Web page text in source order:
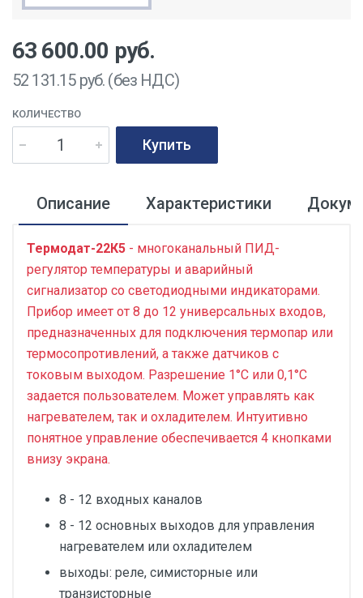
63 600.00 руб.
52 131.15 руб. (без НДС)
КОЛИЧЕСТВО
Купить
Описание Характеристики
Термодат-22К5 - многоканальный ПИД-
регулятор температуры и аварийный
сигнализатор со светодиодными индикаторами.
Прибор имеет от 8 до 12 универсальных входов,
предназначенных для подключения термопар или
термосопротивлений, а также датчиков с
токовым выходом. Разрешение 1°С или 0,1°С
задается пользователем. Может управлять как
нагревателем, так и охладителем. Интуитивно
понятное управление обеспечивается 4 кнопками
внизу экрана.
8 - 12 входных каналов
8 - 12 основных выходов для управления
нагревателем или охладителем
выходы: реле, симисторные или
транзисторные